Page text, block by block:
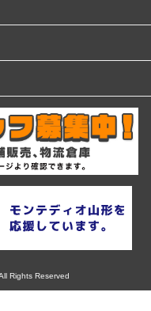
Rights Reserved